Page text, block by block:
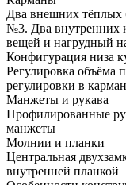
Два внешних тёплых
№3. Два внутренних
вещей и нагрудный
Конфигурация низа
Регулировка объёма
регулировки в
Манжеты и рукава
Профилированные
манжеты
Молнии и планки
Центральная
внутренней планкой